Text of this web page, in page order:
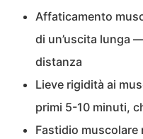
Affaticamento
di un’uscita lunga
distanza
Lieve rigidità ai
primi 5-10 minuti,
Fastidio muscolare